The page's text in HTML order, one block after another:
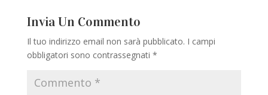
Invia Un Commento
Il tuo indirizzo email non sarà pubblicato. I campi
obbligatori sono contrassegnati *